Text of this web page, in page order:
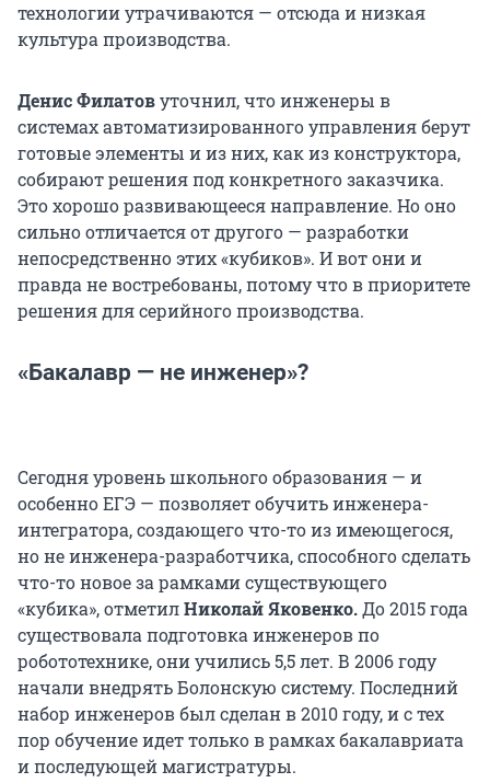
технологии утрачиваются — отсюда и низкая
культура производства.
Денис Филатовуточнил, что инженеры в
системах автоматизированного управления берут
готовые элементы и из них, как из конструктора,
собирают решения под конкретного заказчика.
Это хорошо развивающееся направление. Но оно
сильно отличается от другого — разработки
непосредственно этих «кубиков». И вот они и
правда не востребованы, потому что в приоритете
решения для серийного производства.
«Бакалавр — не инженер»?
Сегодня уровень школьного образования — и
особенно ЕГЭ — позволяет обучить инженера-
интегратора, создающего что-то из имеющегося,
но не инженера-разработчика, способного сделать
что-то новое за рамками существующего
«кубика», отметилНиколай Яковенко.До 2015 года
существовала подготовка инженеров по
робототехнике, они учились 5,5 лет. В 2006 году
начали внедрять Болонскую систему. Последний
набор инженеров был сделан в 2010 году, и с тех
пор обучение идет только в рамках бакалавриата
и последующей магистратуры.